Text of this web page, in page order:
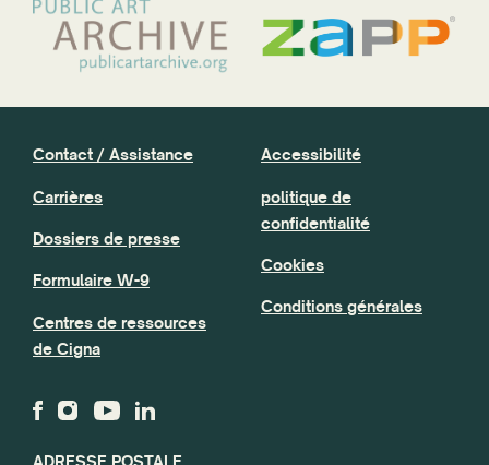
Contact / Assistance
Carrières
Dossiers de presse
Formulaire W-9
Centres de ressources
de Cigna
Accessibilité
politique de
confidentialité
Cookies
Conditions générales